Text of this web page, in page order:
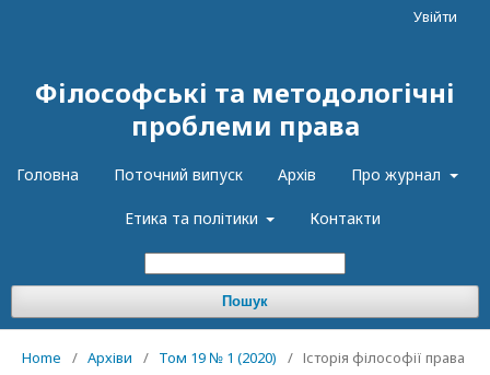
Філософські та методологічні
проблеми права
Головна Поточний випуск Архів Про журнал
Етика та політики Контакти
Пошук
Увійти
Home / Архіви / Том 19 № 1 (2020) / Історія філософії права